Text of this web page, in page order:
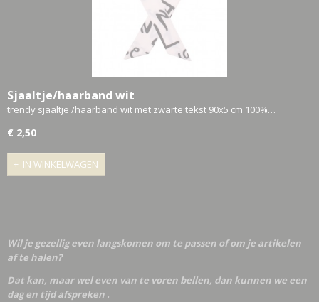
Sjaaltje/haarband wit
trendy sjaaltje /haarband wit met zwarte tekst 90x5 cm 100%…
€ 2,50
IN WINKELWAGEN
Wil je gezellig even langskomen om te passen of om je artikelen
af te halen?
Dat kan, maar wel even van te voren bellen, dan kunnen we een
dag en tijd afspreken .